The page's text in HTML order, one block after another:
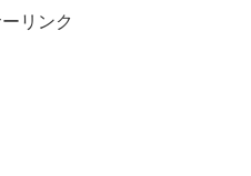
リンク